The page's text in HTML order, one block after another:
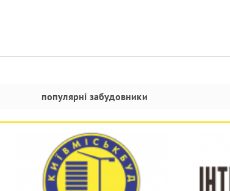
популярні забудовники